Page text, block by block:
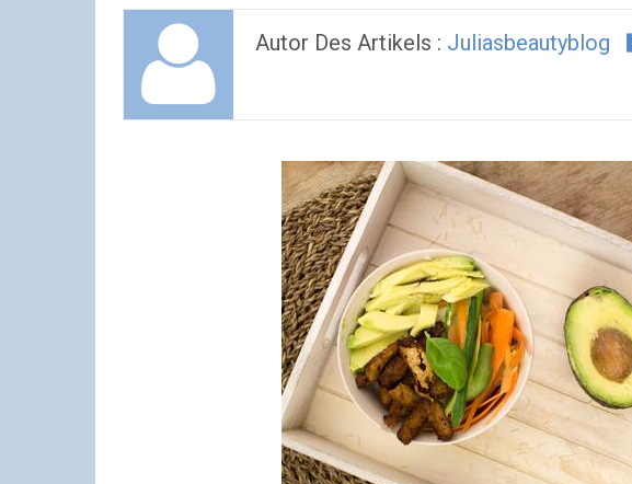
Autor Des Artikels : Juliasbeautyblog